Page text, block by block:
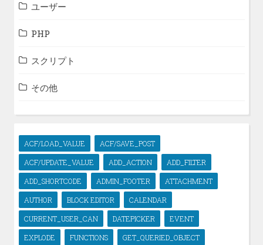
ユーザー
PHP
スクリプト
その他
ACF/LOAD_VALUE
ACF/SAVE_POST
ACF/UPDATE_VALUE
ADD_ACTION
ADD_FILTER
ADD_SHORTCODE
ADMIN_FOOTER
ATTACHMENT
AUTHOR
BLOCK EDITOR
CALENDAR
CURRENT_USER_CAN
DATEPICKER
EVENT
EXPLODE
FUNCTIONS GET_QUERIED_OBJECT